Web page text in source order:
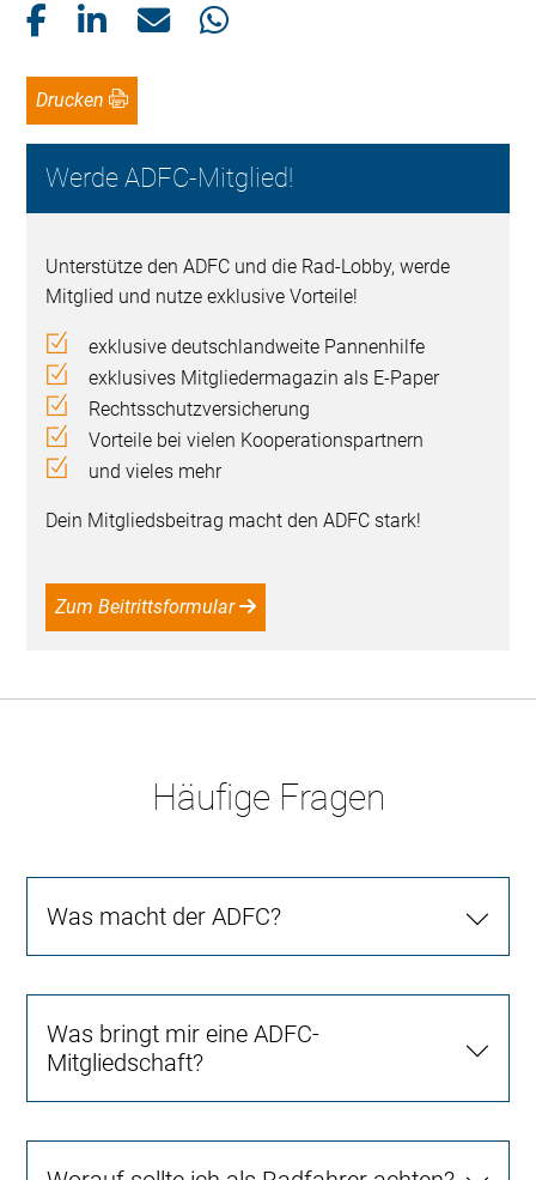
Drucken
Werde ADFC-Mitglied!
Unterstütze den ADFC und die Rad-Lobby, werde
Mitglied und nutze exklusive Vorteile!
exklusive deutschlandweite Pannenhilfe
exklusives Mitgliedermagazin als E-Paper
Rechtsschutzversicherung
Vorteile bei vielen Kooperationspartnern
und vieles mehr
Dein Mitgliedsbeitrag macht den ADFC stark!
Zum Beitrittsformular
Häufige Fragen
Was macht der ADFC?
Was bringt mir eine ADFC-
Mitgliedschaft?